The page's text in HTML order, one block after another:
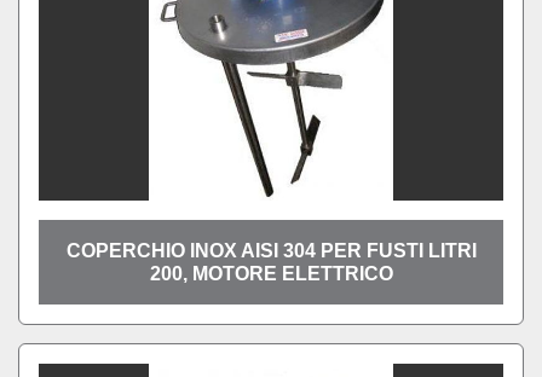
COPERCHIO INOX AISI 304 PER FUSTI LITRI
200, MOTORE ELETTRICO